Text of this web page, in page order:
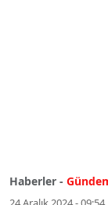
Haberler -